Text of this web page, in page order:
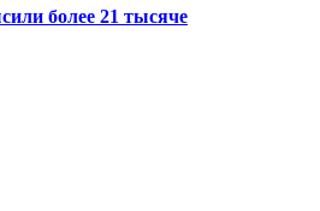
более 21 тысяче